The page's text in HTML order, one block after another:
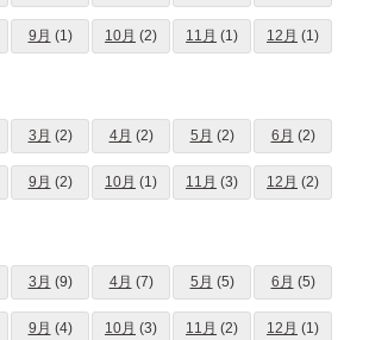
9月 (1) 10月 (2) 11月 (1) 12月 (1)
3月 (2) 4月 (2) 5月 (2) 6月 (2)
9月 (2) 10月 (1) 11月 (3) 12月 (2)
3月 (9) 4月 (7) 5月 (5) 6月 (5)
9月 (4) 10月 (3) 11月 (2) 12月 (1)